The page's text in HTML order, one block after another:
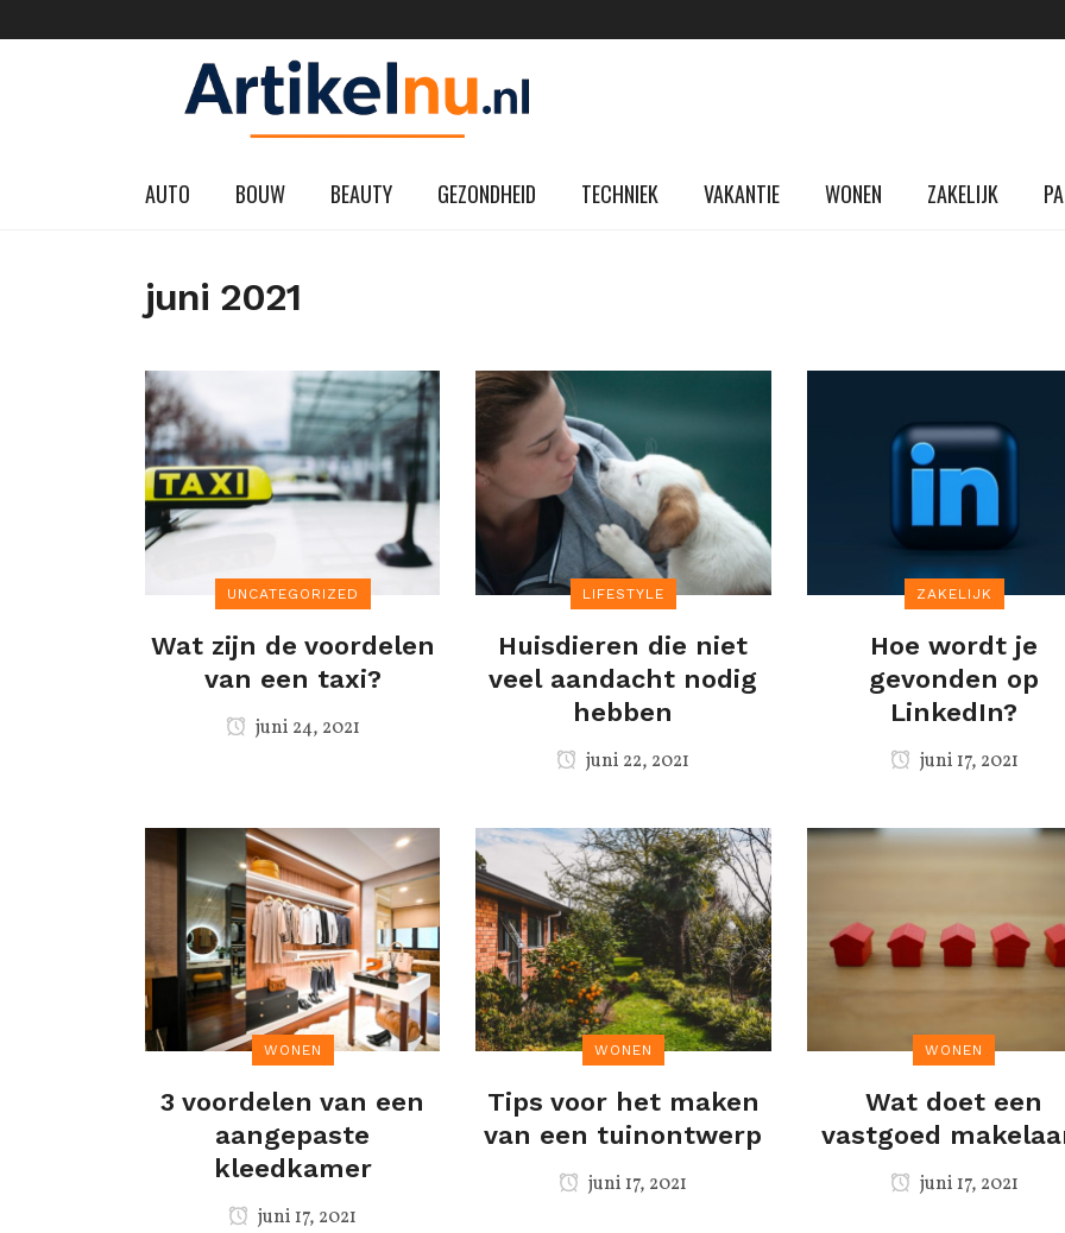
AUTO BOUW BEAUTY GEZONDHEID TECHNIEK VAKANTIE WONEN ZAKELIJK
juni 2021
UNCATEGORIZED
Wat zijn de voordelen
van een taxi?
juni 24, 2021
LIFESTYLE
Huisdieren die niet
veel aandacht nodig
hebben
juni 22, 2021
ZAKELIJK
Hoe wordt je
gevonden op
LinkedIn?
juni 17, 2021
WONEN
3 voordelen van een
aangepaste
kleedkamer
juni 17, 2021
WONEN
Tips voor het maken
van een tuinontwerp
juni 17, 2021
WONEN
Wat doet een
vastgoed
juni 17, 2021